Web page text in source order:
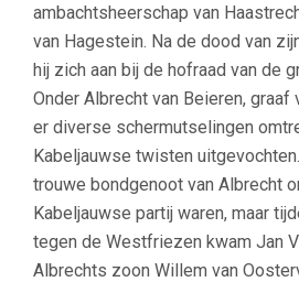
ambachtsheerschap van
van Hagestein. Na de dood van
hij zich aan bij de hofraad van de
Onder Albrecht van Beieren, graaf
er diverse schermutselingen
Kabeljauwse twisten
trouwe bondgenoot van Albrecht
Kabeljauwse partij waren, maar
tegen de Westfriezen kwam Jan
Albrechts zoon Willem van